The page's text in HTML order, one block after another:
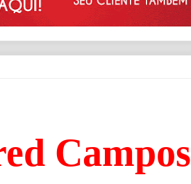
Campos